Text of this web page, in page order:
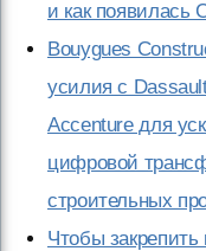
и как появилась
Bouygues
усилия с
Accenture для
цифровой
строительных
Чтобы закрепить